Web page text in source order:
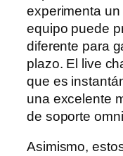
experimenta
equipo puede
diferente para
plazo. El live
que es
una excelente
de soporte
Asimismo,